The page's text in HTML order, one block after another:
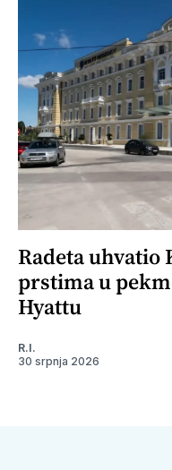
Radeta uhvatio
prstima u
Hyattu
R.I.
30 srpnja 2026